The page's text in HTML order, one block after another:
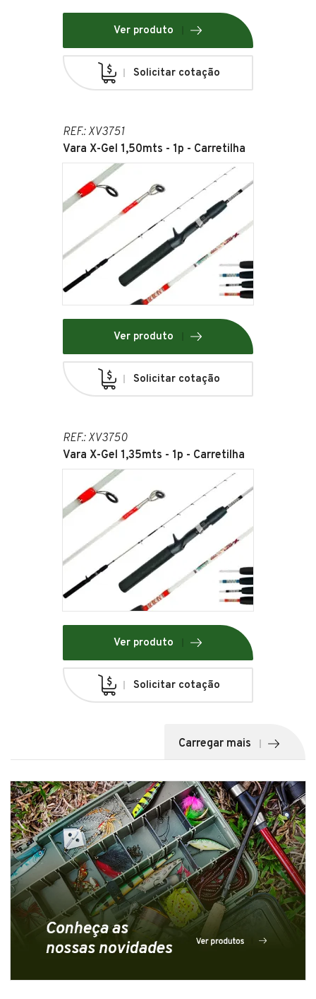
Ver produto
Solicitar cotação
REF.: XV3751
Vara X-Gel 1,50mts - 1p - Carretilha
Ver produto
Solicitar cotação
REF.: XV3750
Vara X-Gel 1,35mts - 1p - Carretilha
Ver produto
Solicitar cotação
Carregar mais